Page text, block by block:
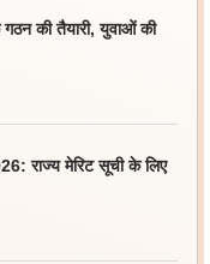
की तैयारी, युवाओं की
राज्य मेरिट सूची के लिए